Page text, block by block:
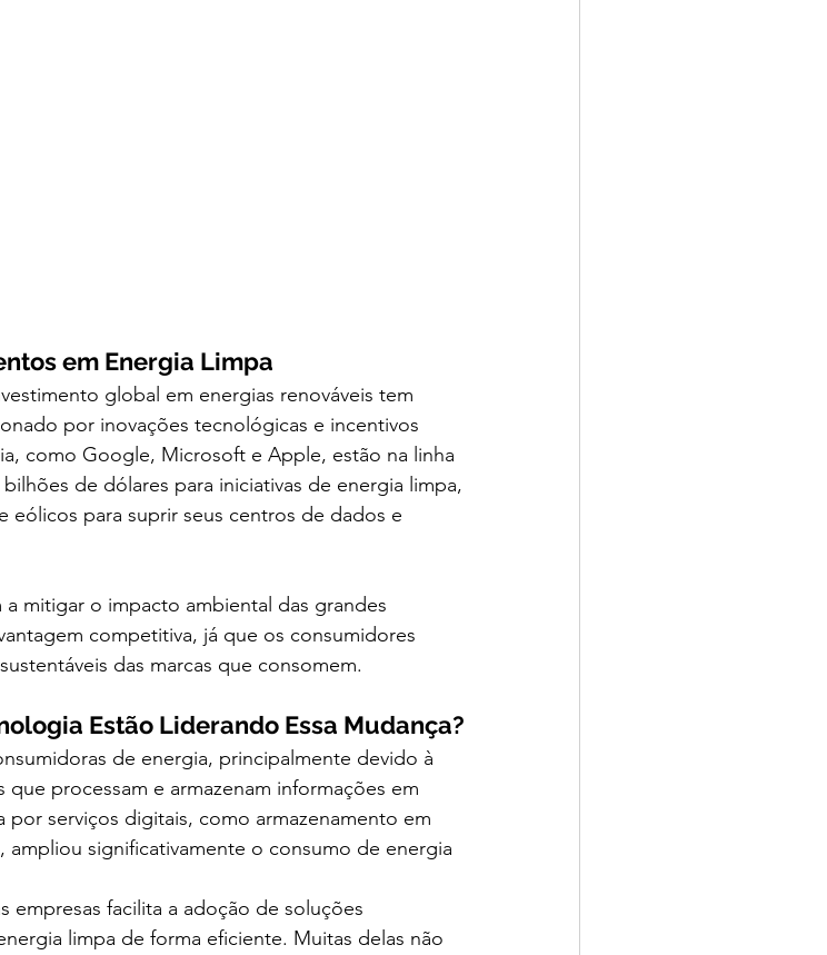
em Energia Limpa
global em energias renováveis tem
por inovações tecnológicas e incentivos
como Google, Microsoft e Apple, estão na linha
de dólares para iniciativas de energia limpa,
eólicos para suprir seus centros de dados e
mitigar o impacto ambiental das grandes
competitiva, já que os consumidores
das marcas que consomem.
Estão Liderando Essa Mudança?
de energia, principalmente devido à
processam e armazenam informações em
serviços digitais, como armazenamento em
ampliou significativamente o consumo de energia
empresas facilita a adoção de soluções
limpa de forma eficiente. Muitas delas não